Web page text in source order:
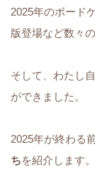
2025年のボード
版登場など数々
そして、わたし
ができました。
2025年が終わる
ちを紹介します。